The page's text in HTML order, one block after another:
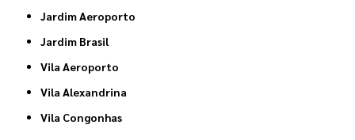
Jardim Aeroporto
Jardim Brasil
Vila Aeroporto
Vila Alexandrina
Vila Congonhas